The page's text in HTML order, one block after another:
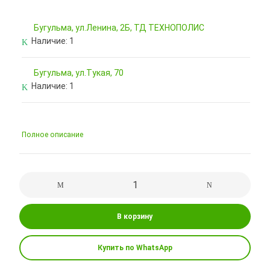
Бугульма, ул.Ленина, 2Б, ТД ТЕХНОПОЛИС
Наличие: 1
Бугульма, ул.Тукая, 70
Наличие: 1
Полное описание
В корзину
Купить по WhatsApp